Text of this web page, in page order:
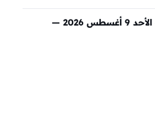
أسعار الذهب اليوم في السعودية الأحد 9 أغسطس 2026 —